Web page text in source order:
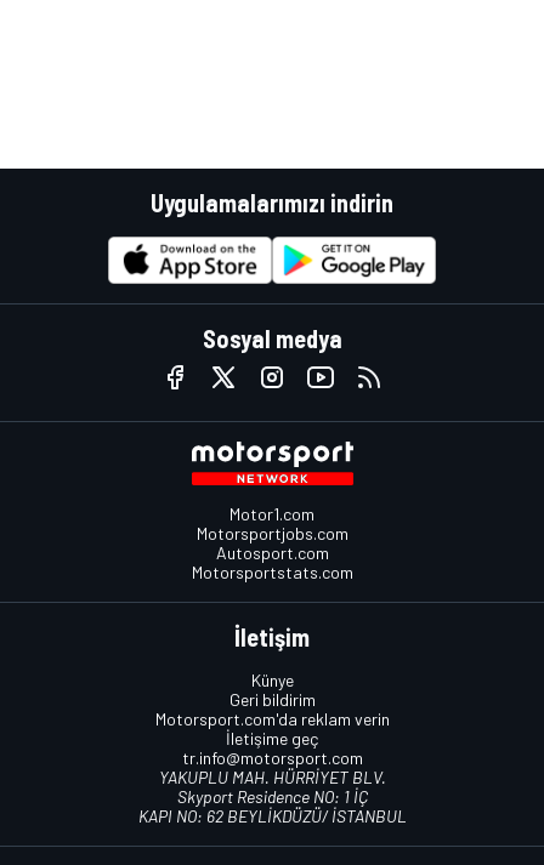
Uygulamalarımızı indirin
Sosyal medya
Motor1.com
Motorsportjobs.com
Autosport.com
Motorsportstats.com
İletişim
Künye
Geri bildirim
Motorsport.com'da reklam verin
İletişime geç
tr.info@motorsport.com
YAKUPLU MAH. HÜRRİYET BLV.
Skyport Residence NO: 1 İÇ
KAPI NO: 62 BEYLİKDÜZÜ/ İSTANBUL